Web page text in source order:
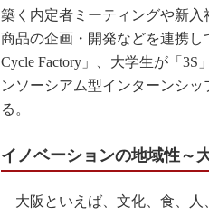
築く内定者ミーティングや新入
商品の企画・開発などを連携
Cycle Factory」、大学生が「
ンソーシアム型インターンシ
る。
イノベーションの地域性
大阪といえば、文化、食、人